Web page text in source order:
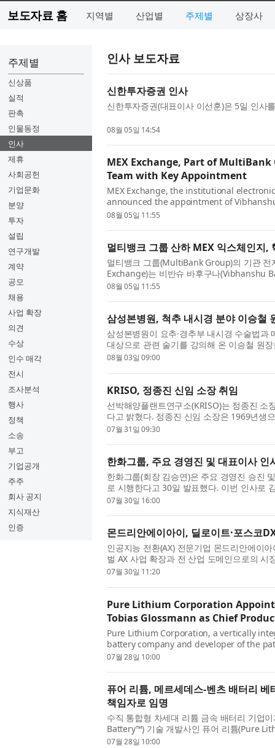
보도자료 홈 지역별 산업별 주제별 상장사
주제별
신상품
실적
판촉
인물동정
인사
제휴
사회공헌
기업문화
분양
투자
설립
연구개발
계약
공모
채용
사업 확장
의견
수상
인수 매각
전시
조사분석
행사
정책
소송
부고
기업공개
주주
회사 공지
지식재산
인증
인사 보도자료
신한투자증권 인사
신한투자증권(대표이사 이선훈)은 5일 인
08월 05일 14:54
MEX Exchange, Part of
Team with Key Appointment
MEX Exchange, the institutional
announced the appointment of
the company's commitment to building a
08월 05일 11:55
멀티뱅크 그룹 산하 MEX 익스체인지,
멀티뱅크 그룹(MultiBank Group)의 기관 전
Exchange)는 비반슈 바후구나(Vibhanshu
이번 인사는 글로벌 기관 대상 사업과 기술
08월 05일 11:55
삼성본병원, 척추 내시경 분야 이승철
삼성본병원이 요추·경추부 내시경 수술법
대상으로 관련 술기를 강의해 온 이승철 원
목 디스크와 척추관협착증 등 척추 질환...
08월 03일 09:00
KRISO, 정종진 신임 소장 취임
선박해양플랜트연구소(KRISO)는 정종진
다고 밝혔다. 정종진 신임 소장은 1969년생
년), 석사(1994년), 박사(2002년) 학위를 ...
07월 31일 09:30
한화그룹, 주요 경영진 및 대표이사 인
한화그룹(회장 김승연)은 주요 경영진 승진
로 시행한다고 30일 발표했다. 이번 인사로
명 사장이 부회장으로, 김동선 한화비...
07월 30일 16:00
몬드리안에이아이, 딜로이트·포스코
인공지능 전환(AX) 전문기업 몬드리안에이
벌 AX 사업 확장과 전 산업 도메인으로의
전문가인 황상돈 CSO를 전격 영입했...
07월 30일 11:20
Pure Lithium Corporation
Tobias Glossmann as Chief
Pure Lithium Corporation, a vertically
battery company and developer of the
announced the appointment of Dr. Tobias
07월 28일 10:00
퓨어 리튬, 메르세데스-벤츠 배터리
책임자로 임명
수직 통합형 차세대 리튬 금속 배터리 기업
Battery™) 기술 개발사인 퓨어 리튬(Pure
Glossmann) 박사를 최고제품책임자(CPO)
07월 28일 10:00